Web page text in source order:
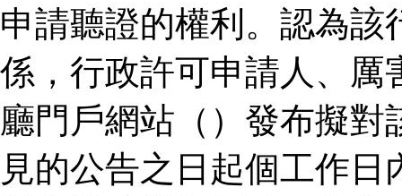
申請聽證的權利。認為
係，行政許可申請人、厲
廳門戶網站（）發布擬
見的公告之日起個工作